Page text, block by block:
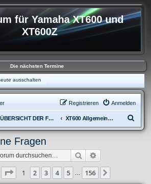
für Yamaha XT600 und
XT600Z
Die nächsten Termine
ausschalten
Anmelden
Registrieren
- ÜBERSICHT DER FOREN XT600 XT600 Allgemeine Fragen
u
Fragen
Suche
Seite 1von 156
1 2 3 4 5 156